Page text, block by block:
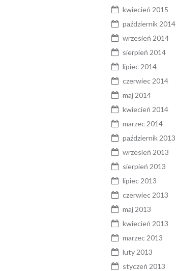
kwiecień 2015
październik 2014
wrzesień 2014
sierpień 2014
lipiec 2014
czerwiec 2014
maj 2014
kwiecień 2014
marzec 2014
październik 2013
wrzesień 2013
sierpień 2013
lipiec 2013
czerwiec 2013
maj 2013
kwiecień 2013
marzec 2013
luty 2013
styczeń 2013